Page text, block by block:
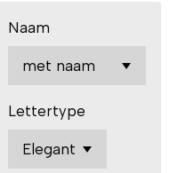
Naam
Lettertype